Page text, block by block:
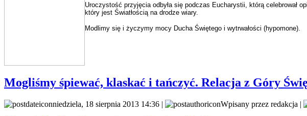
Uroczystość przyjęcia odbyła się podczas Eucharystii, którą celebrował
który jest Światłością na drodze wiary.
Modlimy się i życzymy mocy Ducha Świętego i wytrwałości (hypomone).
Mogliśmy śpiewać, klaskać i tańczyć. Relacja z Góry
niedziela, 18 sierpnia 2013 14:36 | Wpisany przez redakcja |